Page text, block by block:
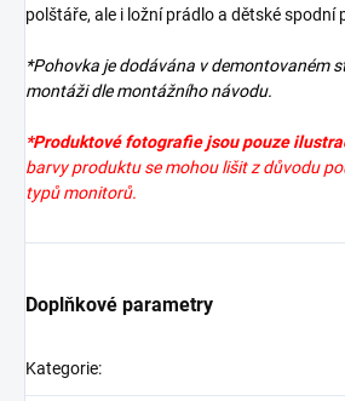
polštáře, ale i ložní prádlo a dětské spodní
*Pohovka je dodávána v demontovaném
montáži dle montážního návodu.
*Produktové fotografie jsou pouze
barvy produktu se mohou lišit z důvodu
typů monitorů.
Doplňkové parametry
Kategorie: